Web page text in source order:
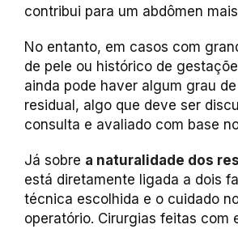
contribui para um abdômen
No entanto, em casos com
de pele ou histórico de
ainda pode haver algum grau
residual, algo que deve ser
consulta e avaliado com base
Já sobre a naturalidade dos
está diretamente ligada a dois
técnica escolhida e o cuidado
operatório. Cirurgias feitas com